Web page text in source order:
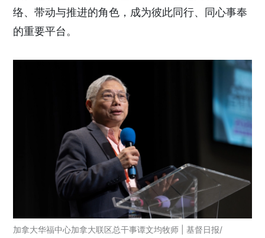
络、带动与推进的角色，成为彼此同行、同心事奉
的重要平台。
加拿大华福中心加拿大联区总干事谭文均牧师 | 基督日报/